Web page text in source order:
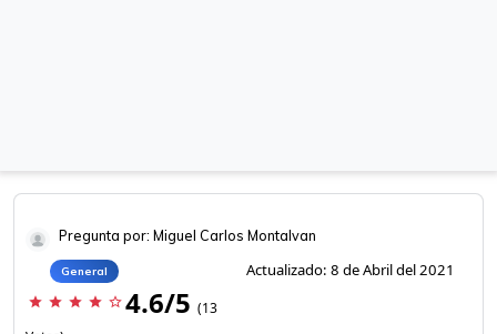
Pregunta por: Miguel Carlos Montalvan
General Actualizado: 8 de Abril del 2021
star star star star star_border 4.6/5 (13